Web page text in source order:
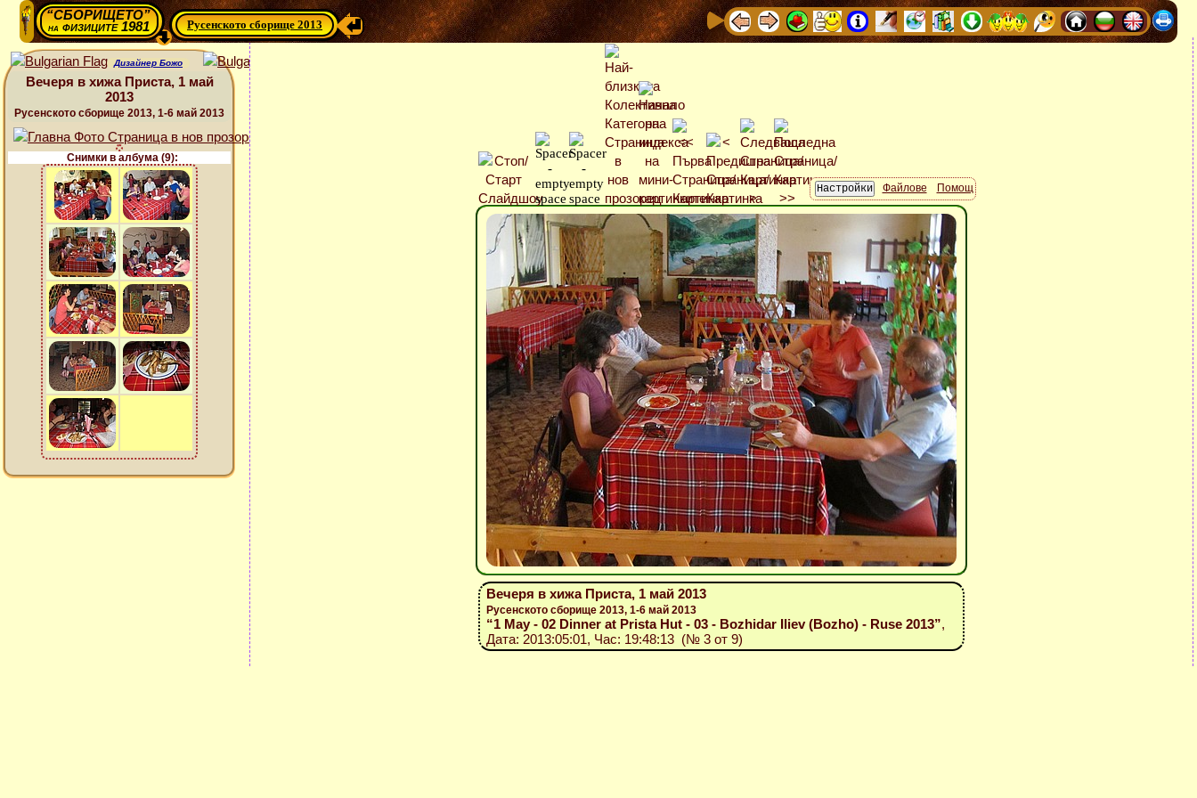
“СБОРИЩЕТО”
нафизиците 1981 Русенското сборище 2013
Дизайнер Божо
Вечеря в хижа Приста, 1 май
2013
Русенското сборище 2013, 1-6 май 2013
Снимки в албума (9):
Файлове Помощ
Вечеря в хижа Приста, 1 май 2013
Русенското сборище 2013, 1-6 май 2013
“1 May - 02 Dinner at Prista Hut - 03 - Bozhidar Iliev (Bozho) - Ruse 2013”,
Дата: 2013:05:01, Час: 19:48:13 (№ 3 от 9)